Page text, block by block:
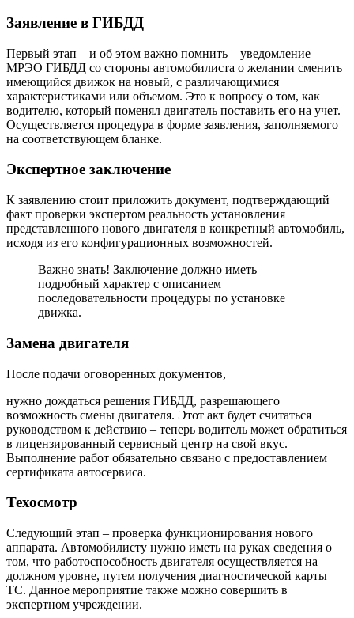
Заявление в ГИБДД
Первый этап – и об этом важно помнить – уведомление
МРЭО ГИБДД со стороны автомобилиста о желании сменить
имеющийся движок на новый, с различающимися
характеристиками или объемом. Это к вопросу о том, как
водителю, который поменял двигатель поставить его на учет.
Осуществляется процедура в форме заявления, заполняемого
на соответствующем бланке.
Экспертное заключение
К заявлению стоит приложить документ, подтверждающий
факт проверки экспертом реальность установления
представленного нового двигателя в конкретный автомобиль,
исходя из его конфигурационных возможностей.
Важно знать! Заключение должно иметь
подробный характер с описанием
последовательности процедуры по установке
движка.
Замена двигателя
После подачи оговоренных документов,
нужно дождаться решения ГИБДД, разрешающего
возможность смены двигателя. Этот акт будет считаться
руководством к действию – теперь водитель может обратиться
в лицензированный сервисный центр на свой вкус.
Выполнение работ обязательно связано с предоставлением
сертификата автосервиса.
Техосмотр
Следующий этап – проверка функционирования нового
аппарата. Автомобилисту нужно иметь на руках сведения о
том, что работоспособность двигателя осуществляется на
должном уровне, путем получения диагностической карты
ТС. Данное мероприятие также можно совершить в
экспертном учреждении.